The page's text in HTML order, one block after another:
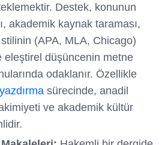
Destek, konunun
akademik kaynak taraması,
(APA, MLA, Chicago)
eleştirel düşüncenin metne
odaklanır. Özellikle
sürecinde, anadil
ve akademik kültür